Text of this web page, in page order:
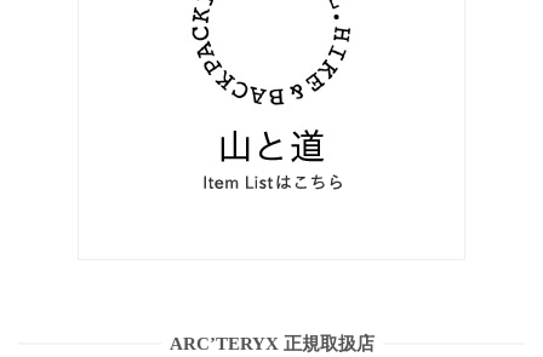
ARC’TERYX 正規取扱店